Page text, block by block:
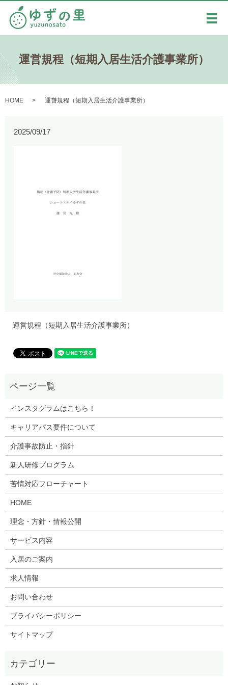
メ
運営規程（短期入居生活介護事業所）
HOME 運営規程（短期入居生活介護事業所）
2025/09/17
運営規程（短期入居生活介護事業所）
インスタグラムはこちら！
キャリアパス要件について
介護事故防止・指針
新人研修プログラム
苦情対応フローチャート
HOME
理念・方針・情報公開
サービス内容
入居のご案内
求人情報
お問い合わせ
プライバシーポリシー
サイトマップ